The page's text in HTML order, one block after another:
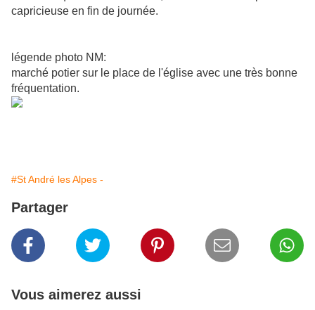
capricieuse en fin de journée.
légende photo NM:
marché potier sur le place de l'église avec une très bonne
fréquentation.
#St André les Alpes -
Partager
Vous aimerez aussi